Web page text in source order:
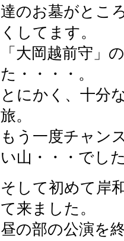
達のお墓がとこ
くしてます。
「大岡越前守」
た・・・・。
とにかく、十分
旅。
もう一度チャン
い山・・・でし
そして初めて岸
て来ました。
昼の部の公演を